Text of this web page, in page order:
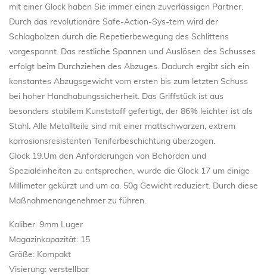
mit einer Glock haben Sie immer einen zuverlässigen Partner.
Durch das revolutionäre Safe-Action-Sys-tem wird der
Schlagbolzen durch die Repetierbewegung des Schlittens
vorgespannt. Das restliche Spannen und Auslösen des Schusses
erfolgt beim Durchziehen des Abzuges. Dadurch ergibt sich ein
konstantes Abzugsgewicht vom ersten bis zum letzten Schuss
bei hoher Handhabungssicherheit. Das Griffstück ist aus
besonders stabilem Kunststoff gefertigt, der 86% leichter ist als
Stahl. Alle Metallteile sind mit einer mattschwarzen, extrem
korrosionsresistenten Teniferbeschichtung überzogen.
Glock 19.Um den Anforderungen von Behörden und
Spezialeinheiten zu entsprechen, wurde die Glock 17 um einige
Millimeter gekürzt und um ca. 50g Gewicht reduziert. Durch diese
Maßnahmenangenehmer zu führen.
Kaliber: 9mm Luger
Magazinkapazität: 15
Größe: Kompakt
Visierung: verstellbar